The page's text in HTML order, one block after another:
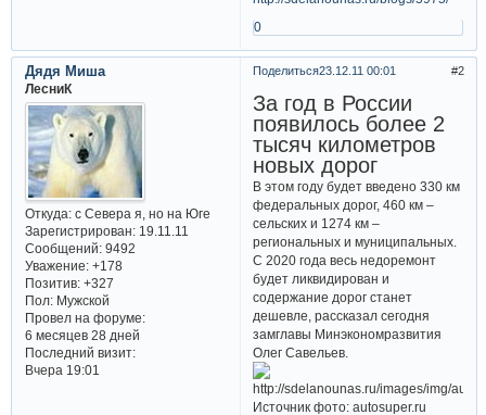
0
Поделиться 2
23.12.11 00:01
Дядя Миша
ЛесниК
Откуда:с Севера я, но на Юге
Зарегистрирован: 19.11.11
Сообщений:9492
Уважение: +178
Позитив: +327
Пол:Мужской
Провел на форуме:
6 месяцев 28 дней
Последний визит:
Вчера 19:01
За год в России
появилось более 2
тысяч километров
новых дорог
В этом году будет введено 330 км
федеральных дорог, 460 км –
сельских и 1274 км –
региональных и муниципальных.
С 2020 года весь недоремонт
будет ликвидирован и
содержание дорог станет
дешевле, рассказал сегодня
замглавы Минэкономразвития
Олег Савельев.
Источник фото: autosuper.ru